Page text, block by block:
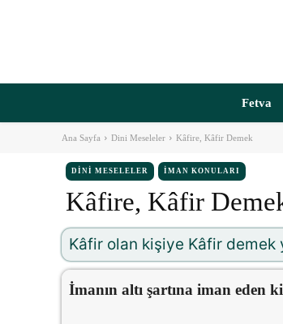
Fetva
Ana Sayfa Dini Meseleler Kâfire, Kâfir Demek
DINI MESELELER İMAN KONULARI
Kâfire, Kâfir
Kâfir olan kişiye Kâfir demek
İmanın altı şartına iman eden